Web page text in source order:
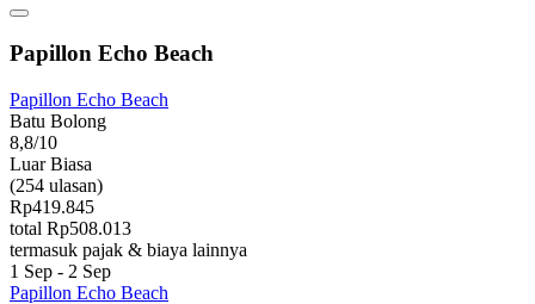
Papillon Echo Beach
Papillon Echo Beach
Batu Bolong
8,8/10
Luar Biasa
(254 ulasan)
Rp419.845
total Rp508.013
termasuk pajak & biaya lainnya
1 Sep - 2 Sep
Papillon Echo Beach